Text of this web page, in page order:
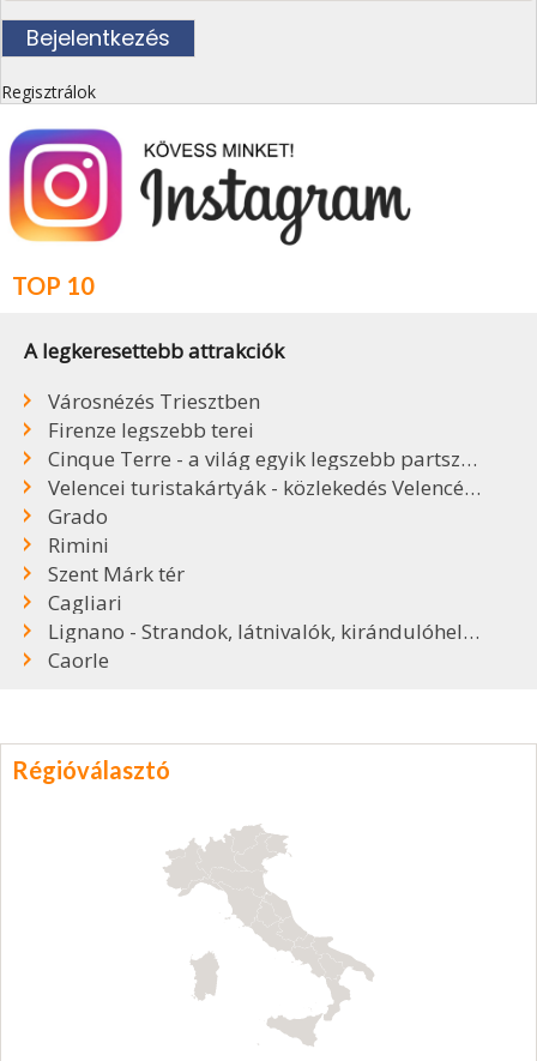
Regisztrálok
TOP 10
A legkeresettebb attrakciók
Városnézés Triesztben
Firenze legszebb terei
Cinque Terre - a világ egyik legszebb partszakasza
Velencei turistakártyák - közlekedés Velencében
Grado
Rimini
Szent Márk tér
Cagliari
Lignano - Strandok, látnivalók, kirándulóhelyek
Caorle
Régióválasztó